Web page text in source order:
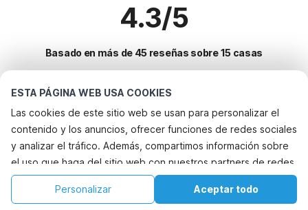
ESTA PÁGINA WEB USA COOKIES
Las cookies de este sitio web se usan para personalizar el
contenido y los anuncios, ofrecer funciones de redes sociales
y analizar el tráfico. Además, compartimos información sobre
el uso que haga del sitio web con nuestros partners de redes
sociales, publicidad y análisis web, quienes pueden
combinarla con otra información que les haya proporcionado
Aceptar todo
Personalizar
4.3/5
Basado en más de 45 reseñas sobre 15 casas
Destinos más populares para vacaciones
Ciudades con los mejores servicios para vacaciones
Alquileres vacacionales para familias con niños sant-andreu-salou
Alquileres vacacionales para familias con niños la-bisbal-del-
Alquileres vacacionales para familias con niños el-vendrell
Servicios populares para vacaciones en Calafell
Alquileres vacacionales para familias con niños
Casa de vacaciones con piscina
Ciudades populares para vacaciones en Costa-daurada
Inicio Lista de deseos Reservas Cuenta